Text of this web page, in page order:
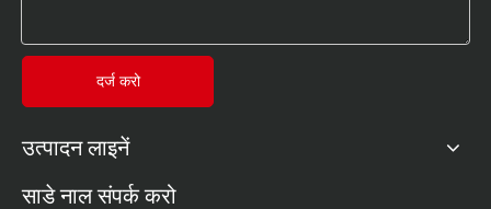
दर्ज करो
उत्पादन लाइनें
साडे नाल संपर्क करो